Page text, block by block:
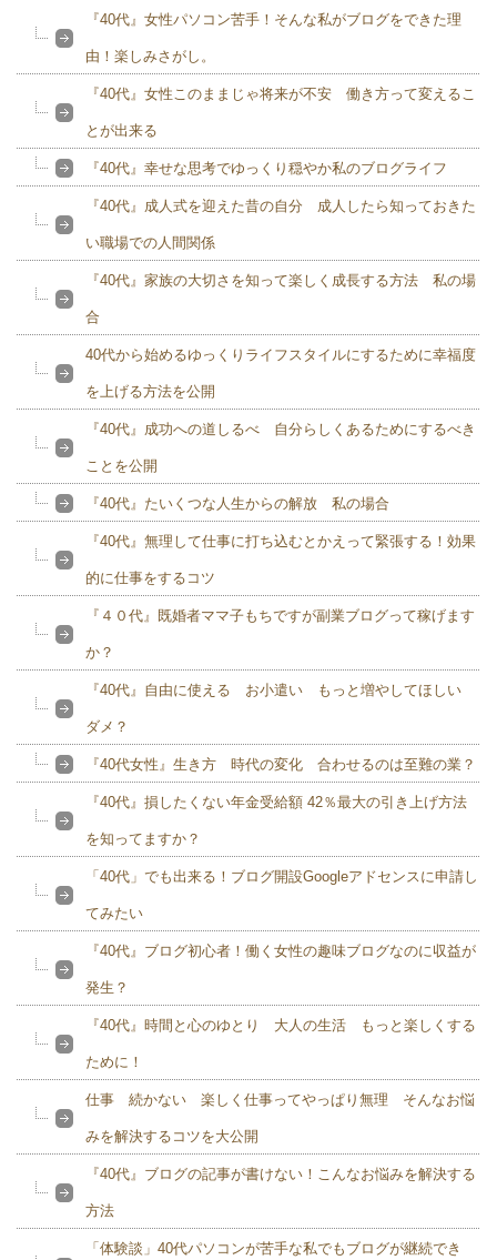
『40代』女性パソコン苦手！そんな私がブログをできた理
由！楽しみさがし。
『40代』女性このままじゃ将来が不安 働き方って変えるこ
とが出来る
『40代』幸せな思考でゆっくり穏やか私のブログライフ
『40代』成人式を迎えた昔の自分 成人したら知っておきた
い職場での人間関係
『40代』家族の大切さを知って楽しく成長する方法 私の場
合
40代から始めるゆっくりライフスタイルにするために幸福度
を上げる方法を公開
『40代』成功への道しるべ 自分らしくあるためにするべき
ことを公開
『40代』たいくつな人生からの解放 私の場合
『40代』無理して仕事に打ち込むとかえって緊張する！効果
的に仕事をするコツ
『４０代』既婚者ママ子もちですが副業ブログって稼げます
か？
『40代』自由に使える お小遣い もっと増やしてほしい
ダメ？
『40代女性』生き方 時代の変化 合わせるのは至難の業？
『40代』損したくない年金受給額 42％最大の引き上げ方法
を知ってますか？
「40代」でも出来る！ブログ開設Googleアドセンスに申請し
てみたい
『40代』ブログ初心者！働く女性の趣味ブログなのに収益が
発生？
『40代』時間と心のゆとり 大人の生活 もっと楽しくする
ために！
仕事 続かない 楽しく仕事ってやっぱり無理 そんなお悩
みを解決するコツを大公開
『40代』ブログの記事が書けない！こんなお悩みを解決する
方法
「体験談」40代パソコンが苦手な私でもブログが継続でき